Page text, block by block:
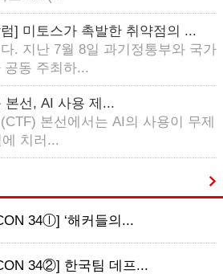
] 미토스가 촉발한 취약점의 ...
. 지난 7월 8일 과기정통부와 국가
공동 주최하...
본선, AI 사용 제...
본선에서는 AI의 사용이 무제
치러...
34ⓛ] ‘해커들의...
34②] 한국팀 데프...